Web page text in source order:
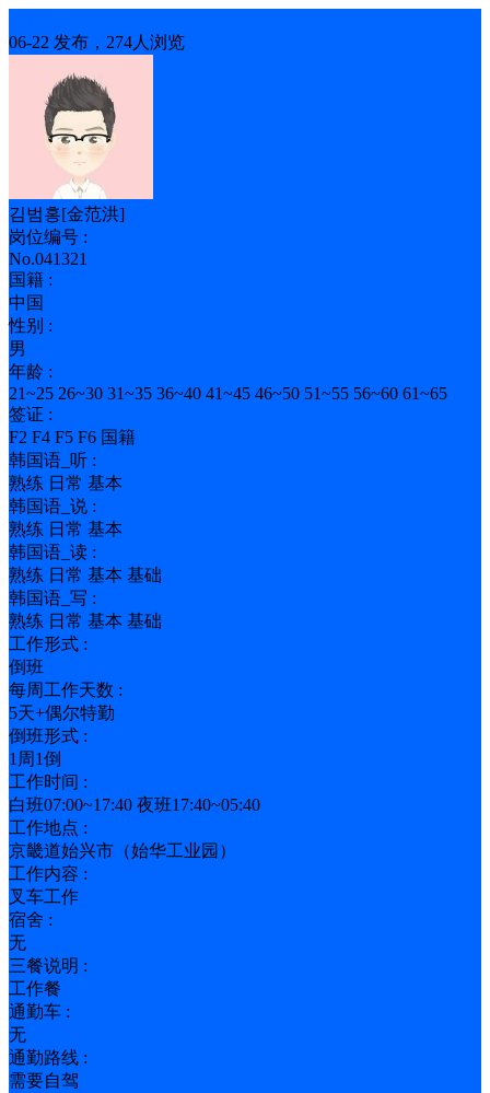
06-22 发布，274人浏览
김범홍[金范洪]
岗位编号 :
No.041321
国籍 :
中国
性别 :
男
年龄 :
21~25 26~30 31~35 36~40 41~45 46~50 51~55 56~60 61~65
签证 :
F2 F4 F5 F6 国籍
韩国语_听 :
熟练 日常 基本
韩国语_说 :
熟练 日常 基本
韩国语_读 :
熟练 日常 基本 基础
韩国语_写 :
熟练 日常 基本 基础
工作形式 :
倒班
每周工作天数 :
5天+偶尔特勤
倒班形式 :
1周1倒
工作时间 :
白班07:00~17:40 夜班17:40~05:40
工作地点 :
京畿道始兴市（始华工业园）
工作内容 :
叉车工作
宿舍 :
无
三餐说明 :
工作餐
通勤车 :
无
通勤路线 :
需要自驾